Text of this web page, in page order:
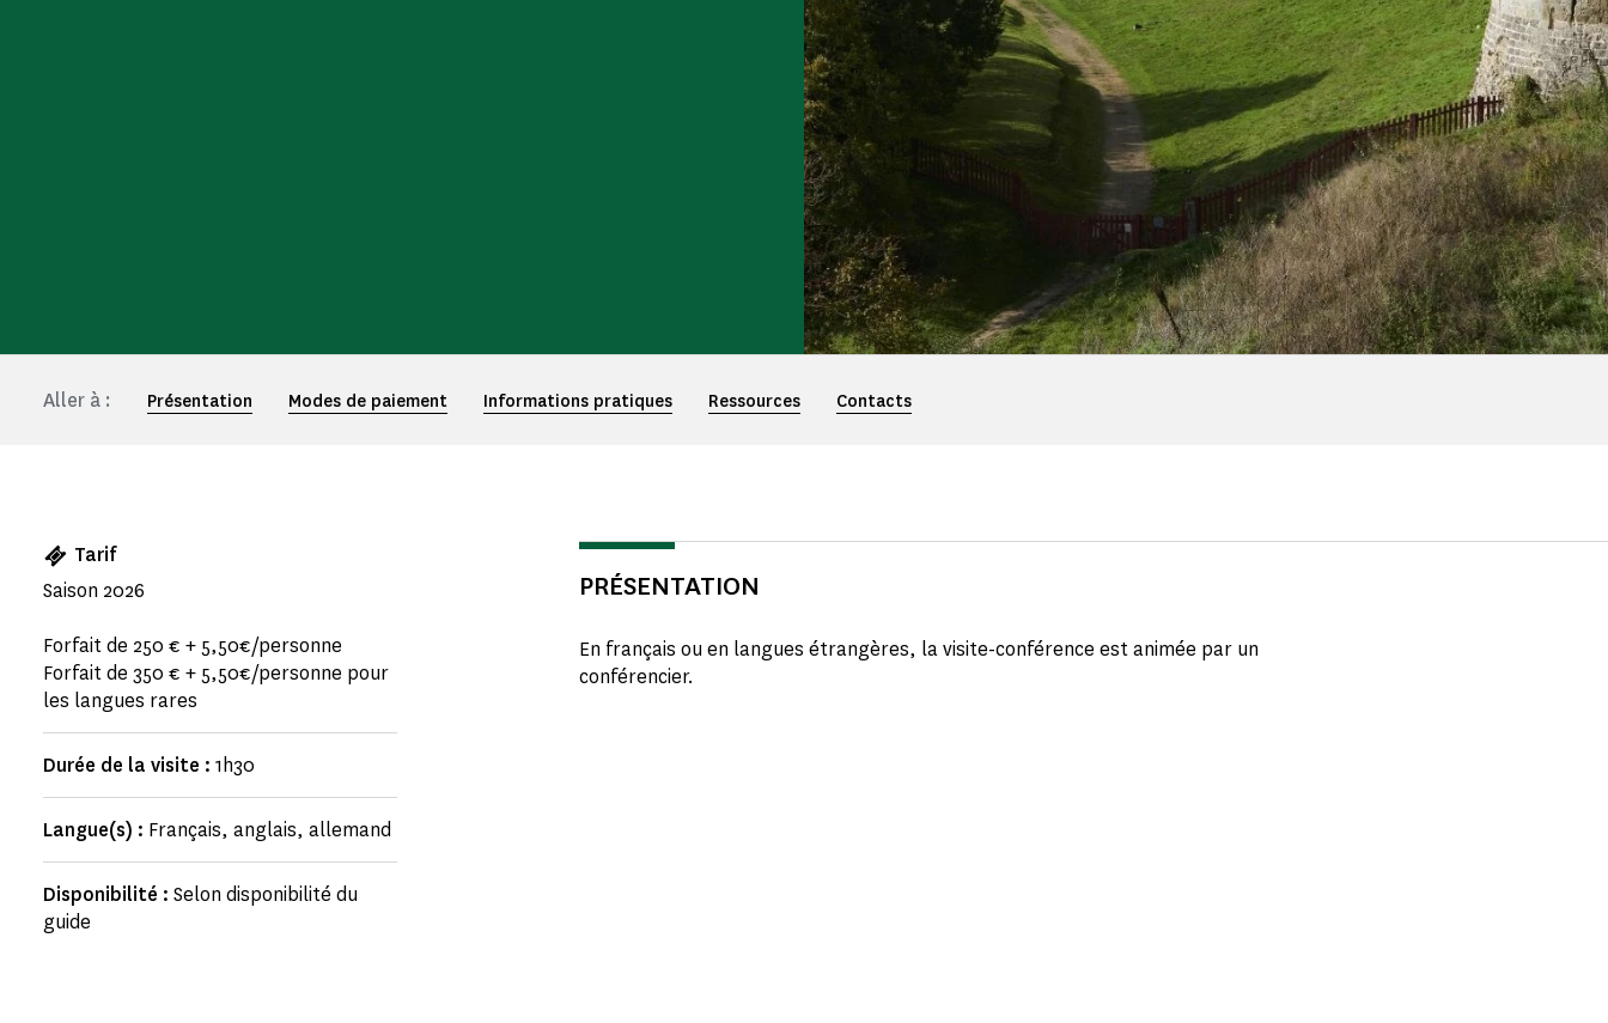
Aller à : Présentation Modes de paiement Informations pratiques Ressources Contacts
Tarif
Saison 2026
Forfait de 250 € + 5,50€/personne
Forfait de 350 € + 5,50€/personne pour
les langues rares
Durée de la visite : 1h30
Langue(s) : Français, anglais, allemand
Disponibilité : Selon disponibilité du
guide
PRÉSENTATION
En français ou en langues étrangères, la visite-conférence est animée par un
conférencier.